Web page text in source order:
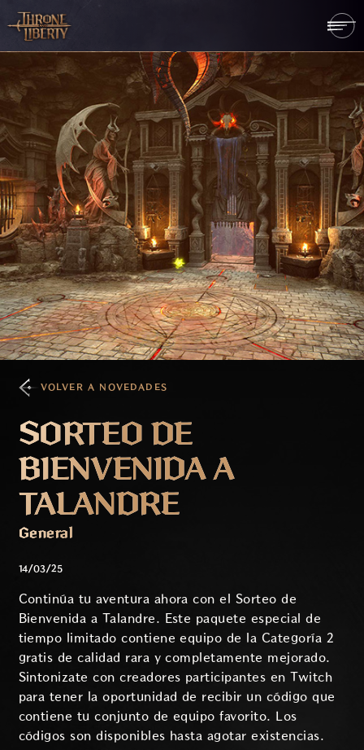
VOLVER A NOVEDADES
SORTEO DE
BIENVENIDA A
TALANDRE
General
14/03/25
Continúa tu aventura ahora con el Sorteo de
Bienvenida a Talandre. Este paquete especial de
tiempo limitado contiene equipo de la Categoría 2
gratis de calidad rara y completamente mejorado.
Sintonizate con creadores participantes en Twitch
para tener la oportunidad de recibir un código que
contiene tu conjunto de equipo favorito. Los
códigos son disponibles hasta agotar existencias.